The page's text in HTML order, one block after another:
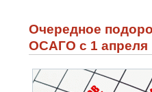
Очередное
ОСАГО с 1 апреля